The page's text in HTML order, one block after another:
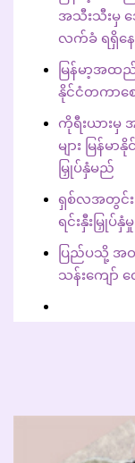
အသီးသီးမှ
လက်ခံ ရရှိနေ
မြန်မာ့အထ
နိုင်ငံတကာစ
ကိုရီးယားမှ
များ မြန်မ
မြှုပ်နှံမည်
ရှစ်လအတွင်း
ရင်းနှီးမြှုပ်
ပြည်ပသို့ အ
သန်းကျော်